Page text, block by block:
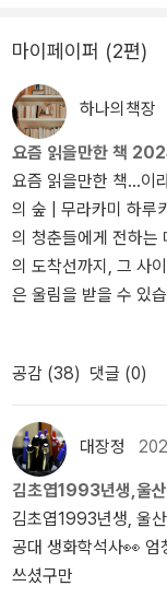
결정 앞에서 혼란스러
행을 떠나게 되고, ‘
을 만나는데……. “아니, 난 여기 속하지 않아.” _〈숨그림자〉 발성기관
이 퇴하하여 호흡으로
주선과 함께 얼음 밑에
름다운 소통, 사랑, 이
‘조안’의 불완전한 대
는 절대 옮길 수 없는
방을 조사하러 간 탐
견된다. 손상되지 않은
의 존재를 감추기 위
희’는 연구소에 출근한
미 통역기를 통해 첫
둘의 대화가 시작되었
있었다. 발성기관이 퇴
의 입자 언어를 배우는
속에서 소통을 이어나
해 의미 합성 기계를
우주선 복원 프로젝트에 ‘단
택하고, 사람은 짧은
는 당장의 삶을 갈구
았어요. 그렇기에 벨라
이지요. 마지막 순간까
우리를 지배하는 규율
쪽)그리고 모두가 공
너무 약해서 그 공간
고 상처를 받는다. 사
신념 때문에 소외되는
체도 그럴 가능성이
들은 여전히 믿는다.
공동 인지 공간을 거닐
른 해석을 하게 될지
종류의 진실을 만들어
(완전히 들어맞지는
을까 생각해 본다.📚
로 갈 수 있다면✔️지구
으로 향한 한 소녀의
지 보수가 불가능할
히 몰락해가고 있고,
보통 기계의 수명이
맨'처럼 기계가 사람을
의 마지막을 떠나보내
이어지는 '마리의 춤'
를 통해 서로 생각을
프트에 익숙하다면 시
서로 연결되어 있는
이해하기 어려워하기
후 나누어지는 여론과
품이었다. ​다음 수록작
신이 인지하는 신체와
극단적인 사례가 등장
멘터리가 방영된 적
데 그때마다 '장애 호
욕하는 행위라며 비난
마이페이퍼 (2편)
하나의책장
요즘 읽을만한 책
요즘 읽을만한 책...이라
의 숲 | 무라카미 하루
의 청춘들에게 전하는
의 도착선까지, 그 사
은 울림을 받을 수 있
무관심한 부모 밑에
습니다.어느 날, 먼 친
느껴보고선 이런 생각
곳이 당분간 내 집이면 좋겠다.' 방금 떠나온 세계
인물들이 이에 맞서고
금 떠나온 세계』는
스푼, 사랑 한 스푼, 위
의 속도로 갈 수 없다면
파수꾼 | 제롬 데이비
공감 (38) 댓글 (0)
대장정
김초엽1993년생,울
김초엽1993년생, 울
공대 생화학석사👀 엄
쓰셨구만